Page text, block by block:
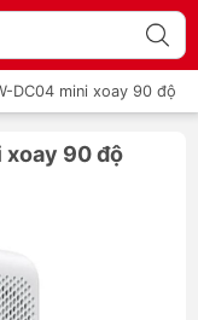
DC04 mini xoay 90 độ
xoay 90 độ